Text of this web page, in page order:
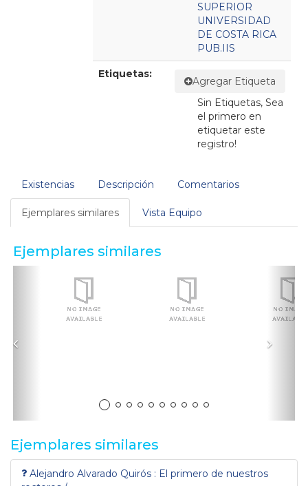
SUPERIOR
UNIVERSIDAD
DE COSTA RICA
PUB.IIS
Etiquetas:
Agregar Etiqueta
Sin Etiquetas, Sea
el primero en
etiquetar este
registro!
Existencias Descripción Comentarios
Ejemplares similares Vista Equipo
Ejemplares similares
Anterior
Ejemplares similares
Alejandro Alvarado Quirós : El primero de nuestros